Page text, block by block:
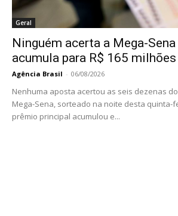
Geral
Ninguém acerta a Mega-
acumula para R$ 165 milhões
Agência Brasil - 06/08/2026
Nenhuma aposta acertou as seis dezenas
Mega-Sena, sorteado na noite desta quinta-
prêmio principal acumulou e...